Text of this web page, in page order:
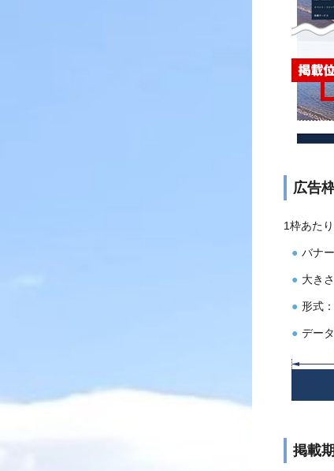
広告
1枠あた
バナ
大き
形式
デー
掲載